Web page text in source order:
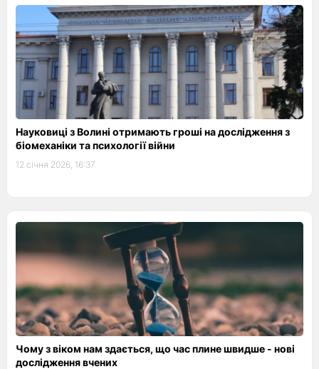
Науковиці з Волині отримають гроші на дослідження з
біомеханіки та психології війни
12 січня 2026, 16:37
Чому з віком нам здається, що час плине швидше - нові
дослідження вчених